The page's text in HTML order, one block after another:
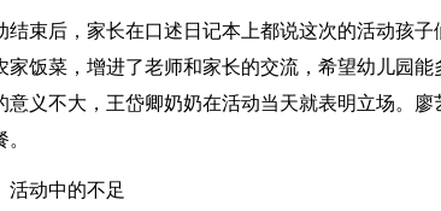
结束后，家长在口述日记本上都说这次的活动孩
家饭菜，增进了老师和家长的交流，希望幼儿园
意义不大，王岱卿奶奶在活动当天就表明立场。
活动中的不足